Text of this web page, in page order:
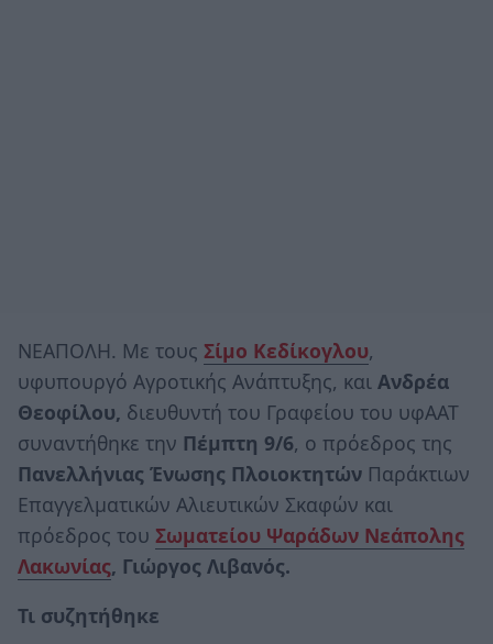
ΝΕΑΠΟΛΗ. Με τους Σίμο Κεδίκογλου,
υφυπουργό Αγροτικής Ανάπτυξης, και Ανδρέα
Θεοφίλου, διευθυντή του Γραφείου του υφΑΑΤ
συναντήθηκε την Πέμπτη 9/6, ο πρόεδρος της
Πανελλήνιας Ένωσης Πλοιοκτητών Παράκτιων
Επαγγελματικών Αλιευτικών Σκαφών και
πρόεδρος του Σωματείου Ψαράδων Νεάπολης
Λακωνίας, Γιώργος Λιβανός.
Τι συζητήθηκε